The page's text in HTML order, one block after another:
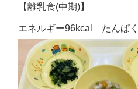
【離乳食(中期)】
エネルギー96kcal たんぱ